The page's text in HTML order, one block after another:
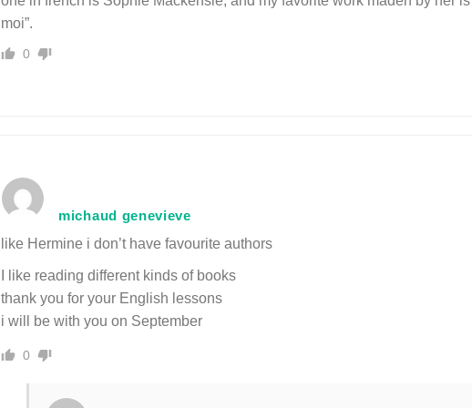
moi”.
0
michaud genevieve
like Hermine i don’t have favourite authors
I like reading different kinds of books
thank you for your English lessons
i will be with you on September
0